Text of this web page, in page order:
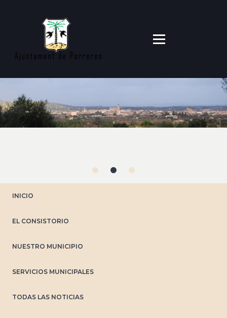
INICIO
EL CONSISTORIO
NUESTRO MUNICIPIO
SERVICIOS MUNICIPALES
TODAS LAS NOTICIAS